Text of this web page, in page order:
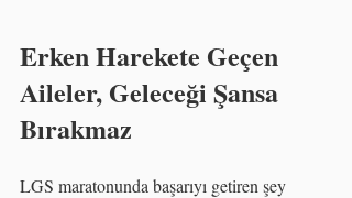
Erken Harekete Geçen
Aileler, Geleceği Şansa
Bırakmaz
LGS maratonunda başarıyı getiren şey